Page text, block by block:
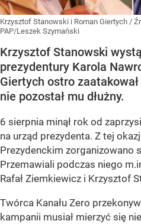
Krzysztof Stanowski i Roman Giertych /
PAP/Leszek Szymański
Krzysztof Stanowski
prezydentury Karola
Giertych ostro
nie pozostał mu dłużny.
6 sierpnia minął rok od
na urząd prezydenta. Z tej
Prezydenckim zorganizowano
Przemawiali podczas niego
Rafał Ziemkiewicz i Krzysztof
Twórca Kanału Zero
kampanii musiał mierzyć się